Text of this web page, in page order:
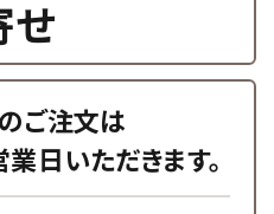
せ
ご注文は
日いただきます。